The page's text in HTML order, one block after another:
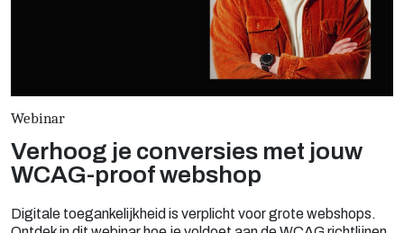
Webinar
Verhoog je conversies met jouw
WCAG-proof webshop
Digitale toegankelijkheid is verplicht voor grote webshops.